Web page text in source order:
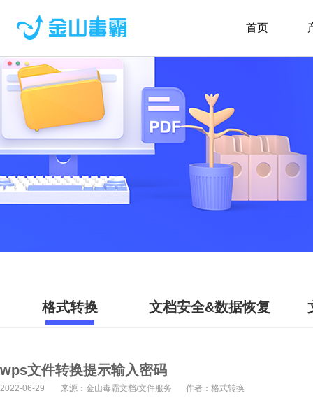
首页
格式转换 文档安全&数据恢复
wps文件转换提示输入密码
2022-06-29 来源：金山毒霸文档/文件服务 作者：格式转换